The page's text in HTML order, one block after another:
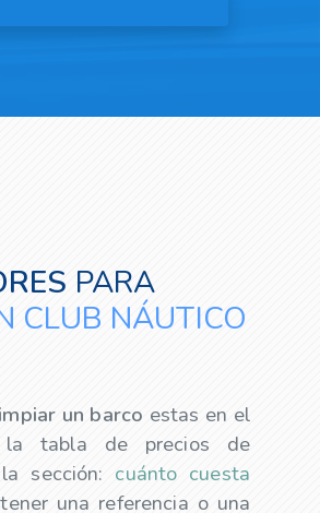
PARA
CLUB NÁUTICO
un barco estas en el
la tabla de precios de
sección: cuánto cuesta
una referencia o una